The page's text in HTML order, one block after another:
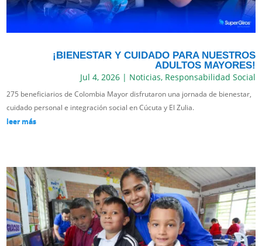
¡BIENESTAR Y CUIDADO PARA NUESTROS
ADULTOS MAYORES!
Jul 4, 2026| Noticias, Responsabilidad Social
275 beneficiarios de Colombia Mayor disfrutaron una jornada de bienestar,
cuidado personal e integración social en Cúcuta y El Zulia.
leer más